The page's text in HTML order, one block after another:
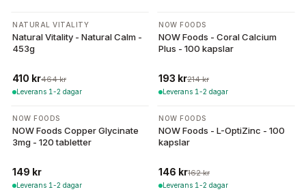
-12%
NATURAL VITALITY
Natural Vitality - Natural Calm -
453g
410 kr464 kr
Leverans 1-2 dagar
-10%
NOW FOODS
NOW Foods - Coral Calcium
Plus - 100 kapslar
193 kr214 kr
Leverans 1-2 dagar
NOW FOODS
NOW Foods Copper Glycinate
3mg - 120 tabletter
149 kr
Leverans 1-2 dagar
-10%
NOW FOODS
NOW Foods - L-OptiZinc - 100
kapslar
146 kr162 kr
Leverans 1-2 dagar